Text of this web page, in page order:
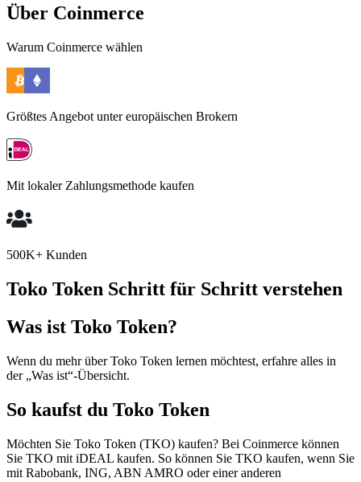
Über Coinmerce
Warum Coinmerce wählen
Größtes Angebot unter europäischen Brokern
Mit lokaler Zahlungsmethode kaufen
500K+ Kunden
Toko Token Schritt für Schritt verstehen
Was ist Toko Token?
Wenn du mehr über Toko Token lernen möchtest, erfahre alles in
der „Was ist“-Übersicht.
So kaufst du Toko Token
Möchten Sie Toko Token (TKO) kaufen? Bei Coinmerce können
Sie TKO mit iDEAL kaufen. So können Sie TKO kaufen, wenn Sie
mit Rabobank, ING, ABN AMRO oder einer anderen